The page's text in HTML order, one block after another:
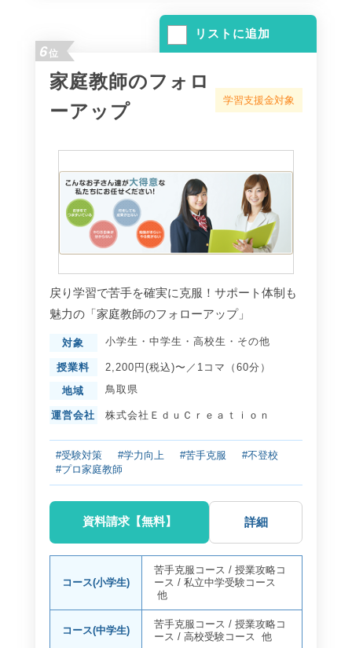
リストに追加
6位
家庭教師のフォロ
ーアップ
学習支援金対象
戻り学習で苦手を確実に克服！サポート体制も
魅力の「家庭教師のフォローアップ」
対象 小学生 ・ 中学生 ・ 高校生 ・ その他
授業料 2,200円(税込)〜／1コマ（60分）
地域 鳥取県
運営会社 株式会社ＥｄｕＣｒｅａｔｉｏｎ
#受験対策 #学力向上 #苦手克服
#不登校
#プロ家庭教師
資料請求【無料】 詳細
コース(小学生)
苦手克服コース /授業攻略コ
ース /私立中学受験コース
他
コース(中学生)
苦手克服コース /授業攻略コ
ース /高校受験コース 他